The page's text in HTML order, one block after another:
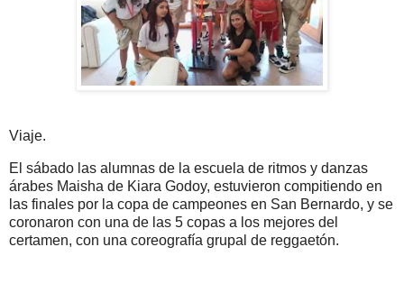
Viaje.
El sábado las alumnas de la escuela de ritmos y danzas
árabes Maisha de Kiara Godoy, estuvieron compitiendo en
las finales por la copa de campeones en San Bernardo, y se
coronaron con una de las 5 copas a los mejores del
certamen, con una coreografía grupal de reggaetón.